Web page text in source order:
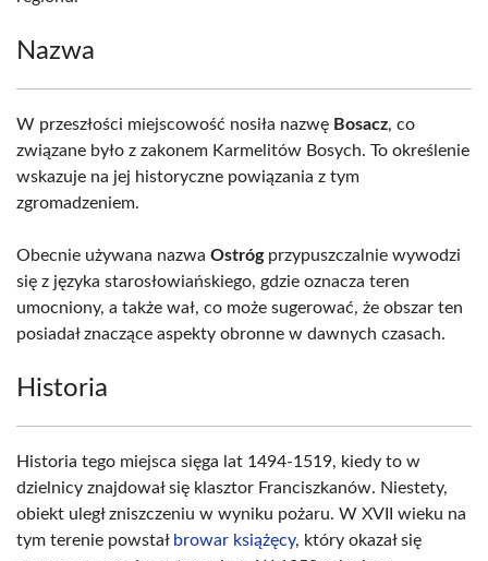
Nazwa
W przeszłości miejscowość nosiła nazwę Bosacz, co
związane było z zakonem Karmelitów Bosych. To określenie
wskazuje na jej historyczne powiązania z tym
zgromadzeniem.
Obecnie używana nazwa Ostrógprzypuszczalnie wywodzi
się z języka starosłowiańskiego, gdzie oznacza teren
umocniony, a także wał, co może sugerować, że obszar ten
posiadał znaczące aspekty obronne w dawnych czasach.
Historia
Historia tego miejsca sięga lat 1494-1519, kiedy to w
dzielnicy znajdował się klasztor Franciszkanów. Niestety,
obiekt uległ zniszczeniu w wyniku pożaru. W XVII wieku na
tym terenie powstał browar książęcy, który okazał się